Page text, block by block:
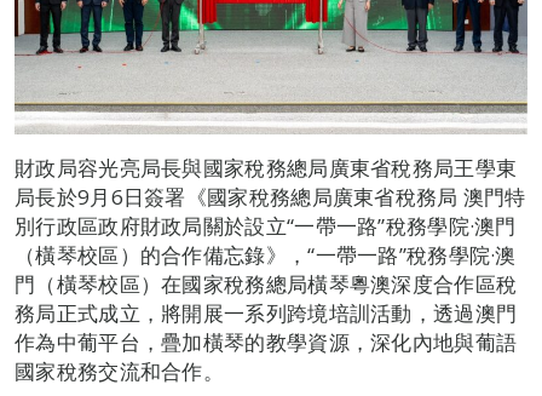
財政局容光亮局長與國家稅務總局廣東省稅務局王學東
局長於9月6日簽署《國家稅務總局廣東省稅務局 澳門特
別行政區政府財政局關於設立“一帶一路”稅務學院·澳門
（橫琴校區）的合作備忘錄》，“一帶一路”稅務學院·澳
門（橫琴校區）在國家稅務總局橫琴粵澳深度合作區稅
務局正式成立，將開展一系列跨境培訓活動，透過澳門
作為中葡平台，疊加橫琴的教學資源，深化內地與葡語
國家稅務交流和合作。